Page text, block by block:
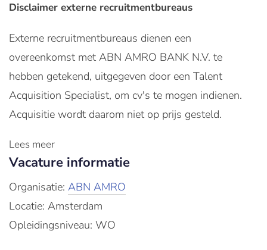
Disclaimer externe recruitmentbureaus
Externe recruitmentbureaus dienen een
overeenkomst met ABN AMRO BANK N.V. te
hebben getekend, uitgegeven door een Talent
Acquisition Specialist, om cv's te mogen indienen.
Acquisitie wordt daarom niet op prijs gesteld.
Lees meer
Vacature informatie
Organisatie: ABN AMRO
Locatie: Amsterdam
Opleidingsniveau: WO